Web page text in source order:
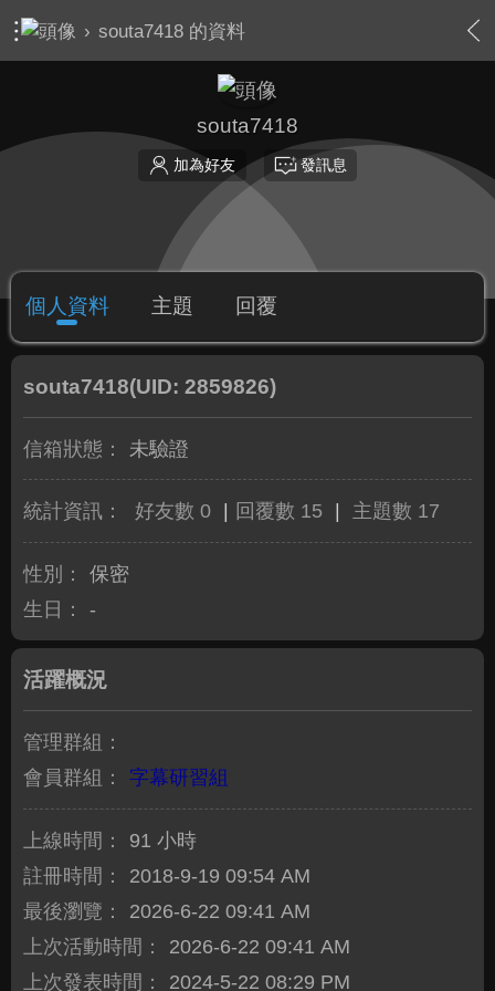
› souta7418 的資料
souta7418
加為好友 發訊息
個人資料 主題 回覆
souta7418(UID: 2859826)
信箱狀態： 未驗證
統計資訊： 好友數 0 回覆數 15 主題數 17
性別：
保密
生日：
-
活躍概況
管理群組：
會員群組：
字幕研習組
上線時間：
91 小時
註冊時間：
2018-9-19 09:54 AM
最後瀏覽：
2026-6-22 09:41 AM
上次活動時間：
2026-6-22 09:41 AM
上次發表時間：
2024-5-22 08:29 PM